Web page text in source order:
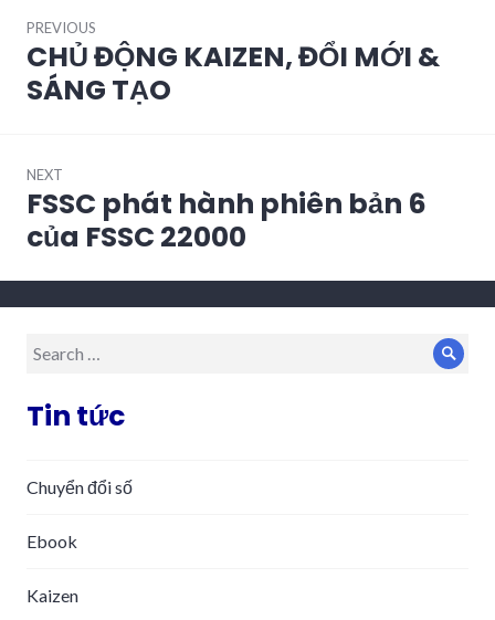
navigation
PREVIOUS
Previous
post:
CHỦ ĐỘNG KAIZEN, ĐỔI MỚI &
SÁNG TẠO
NEXT
Next
post:
FSSC phát hành phiên bản 6
của FSSC 22000
Search
Tin tức
Chuyển đổi số
Ebook
Kaizen